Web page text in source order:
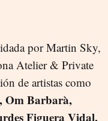
por Martin Sky,
Atelier & Private
de artistas como
Om Barbarà,
Figuera Vidal,